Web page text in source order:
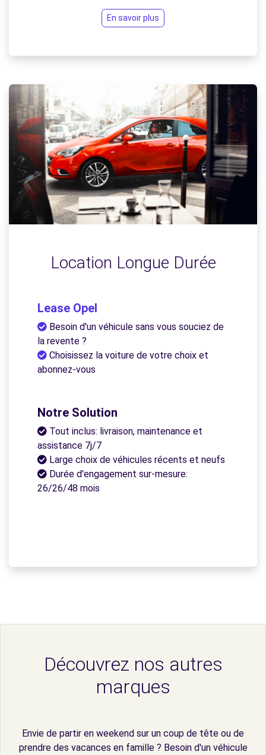
En savoir plus
Location Longue Durée
Lease Opel
Besoin d'un véhicule sans vous souciez de
la revente ?
Choisissez la voiture de votre choix et
abonnez-vous
Notre Solution
Tout inclus: livraison, maintenance et
assistance 7j/7
Large choix de véhicules récents et neufs
Durée d'engagement sur-mesure:
26/26/48 mois
Découvrez nos autres
marques
Envie de partir en weekend sur un coup de tête ou de
prendre des vacances en famille ? Besoin d'un véhicule